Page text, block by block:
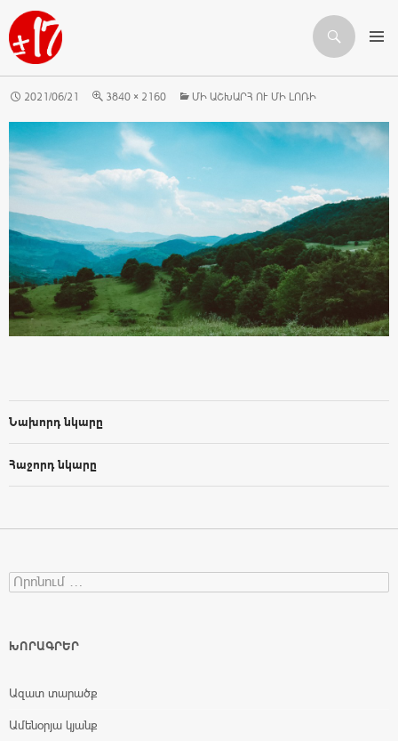
Որոնում
ԱՆՑՆԵԼ ԲՈՎԱՆԴԱԿՈՒԹՅԱՆԸ
2021/06/21 3840 × 2160 ՄԻ ԱՇԽԱՐՀ ՈՒ ՄԻ ԼՈՌԻ
Նախորդ նկարը
Հաջորդ նկարը
Search for:
ԽՈՐԱԳՐԵՐ
Ազատ տարածք
Ամենօրյա կյանք